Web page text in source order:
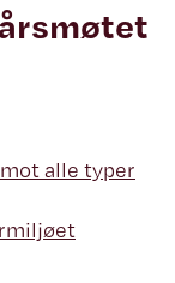
alle typer